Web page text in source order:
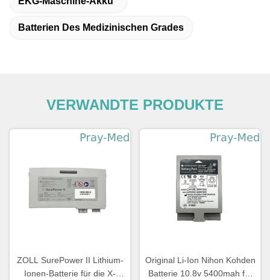
Batterien Des Medizinischen Grades
VERWANDTE PRODUKTE
ZOLL SurePower II Lithium-
Ionen-Batterie für die X-
Original Li-Ion Nihon Kohden
Batterie 10.8v 5400mah für